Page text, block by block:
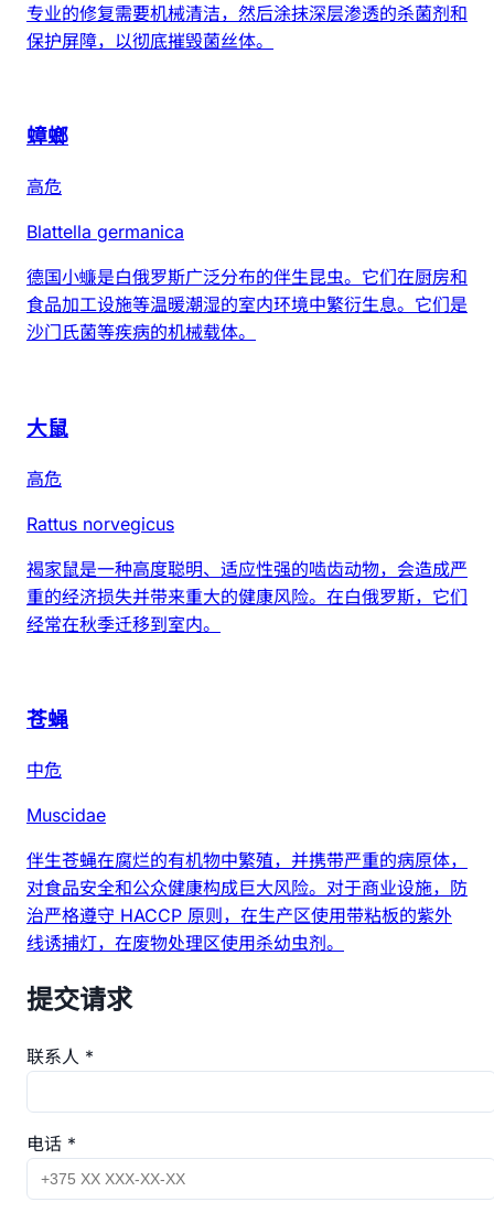
专业的修复需要机械清洁，然后涂抹深层渗透的杀菌剂和
保护屏障，以彻底摧毁菌丝体。
蟑螂
高危
Blattella germanica
德国小蠊是白俄罗斯广泛分布的伴生昆虫。它们在厨房和
食品加工设施等温暖潮湿的室内环境中繁衍生息。它们是
沙门氏菌等疾病的机械载体。
大鼠
高危
Rattus norvegicus
褐家鼠是一种高度聪明、适应性强的啮齿动物，会造成严
重的经济损失并带来重大的健康风险。在白俄罗斯，它们
经常在秋季迁移到室内。
苍蝇
中危
Muscidae
伴生苍蝇在腐烂的有机物中繁殖，并携带严重的病原体，
对食品安全和公众健康构成巨大风险。对于商业设施，防
治严格遵守 HACCP 原则，在生产区使用带粘板的紫外
线诱捕灯，在废物处理区使用杀幼虫剂。
提交请求
联系人 *
电话 *